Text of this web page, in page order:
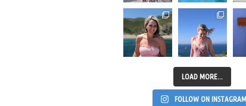
LOAD MORE...
FOLLOW ON INSTAGRAM